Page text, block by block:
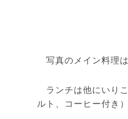
写真のメイン料理
ランチは他にいり
ルト、コーヒー付き